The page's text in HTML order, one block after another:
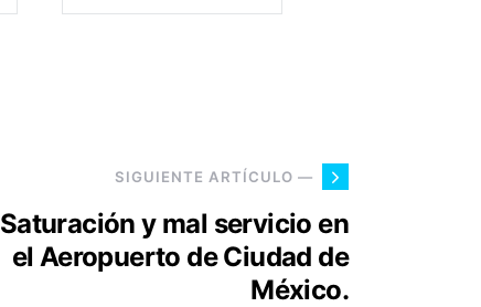
SIGUIENTE ARTÍCULO —
Saturación y mal servicio en
el Aeropuerto de Ciudad de
México.